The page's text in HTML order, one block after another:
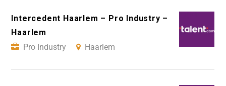
Intercedent Haarlem – Pro Industry –
Haarlem
Pro Industry
Haarlem